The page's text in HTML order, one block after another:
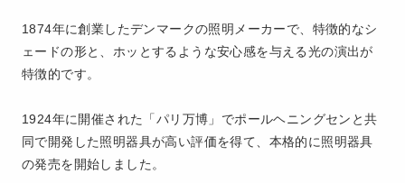
1874年に創業したデンマークの照明メーカーで、特徴的なシ
ェードの形と、ホッとするような安心感を与える光の演出が
特徴的です。
1924年に開催された「パリ万博」でポールヘニングセンと共
同で開発した照明器具が高い評価を得て、本格的に照明器具
の発売を開始しました。